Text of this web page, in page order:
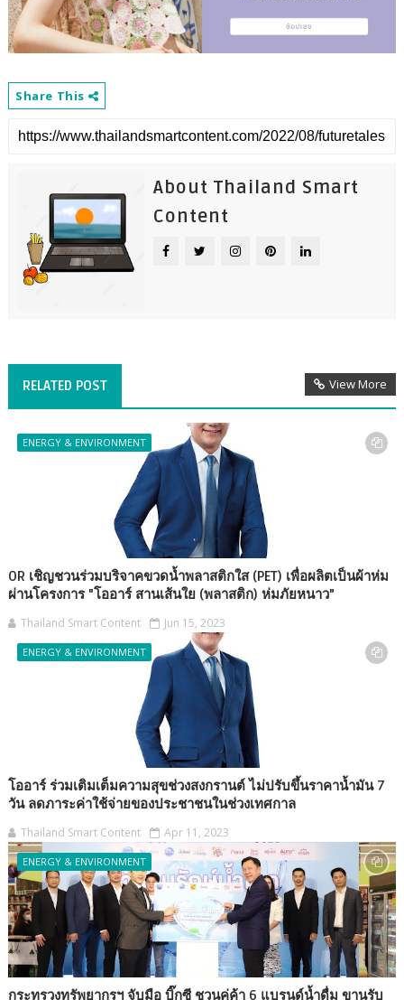
Share This
About Thailand Smart
Content
RELATED POST View More
ENERGY & ENVIRONMENT
OR เชิญชวนร่วมบริจาคขวดน้ำพลาสติกใส (PET) เพื่อผลิตเป็นผ้าห่ม
ผ่านโครงการ "โออาร์ สานเส้นใย (พลาสติก) ห่มภัยหนาว"
Thailand Smart Content Jun 15, 2023
ENERGY & ENVIRONMENT
โออาร์ ร่วมเติมเต็มความสุขช่วงสงกรานต์ ไม่ปรับขึ้นราคาน้ำมัน 7
วัน ลดภาระค่าใช้จ่ายของประชาชนในช่วงเทศกาล
Thailand Smart Content Apr 11, 2023
ENERGY & ENVIRONMENT
กระทรวงทรัพยากรฯ จับมือ บิ๊กซี ชวนคู่ค้า 6 แบรนด์น้ำดื่ม ขานรับ